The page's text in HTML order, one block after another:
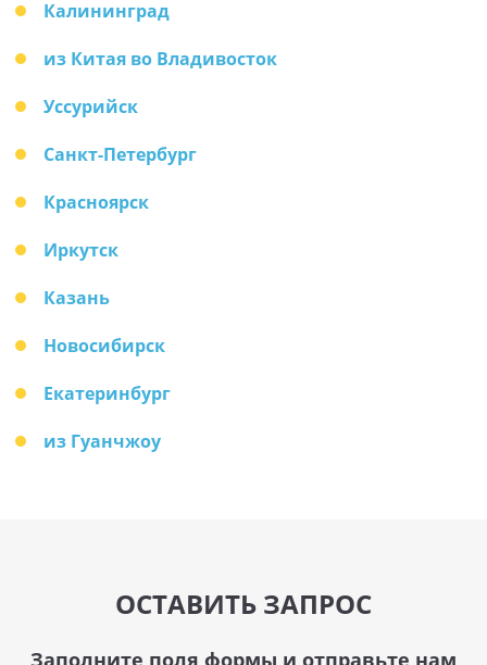
Калининград
из Китая во Владивосток
Уссурийск
Санкт-Петербург
Красноярск
Иркутск
Казань
Новосибирск
Екатеринбург
из Гуанчжоу
ОСТАВИТЬ ЗАПРОС
Заполните поля формы и отправьте нам